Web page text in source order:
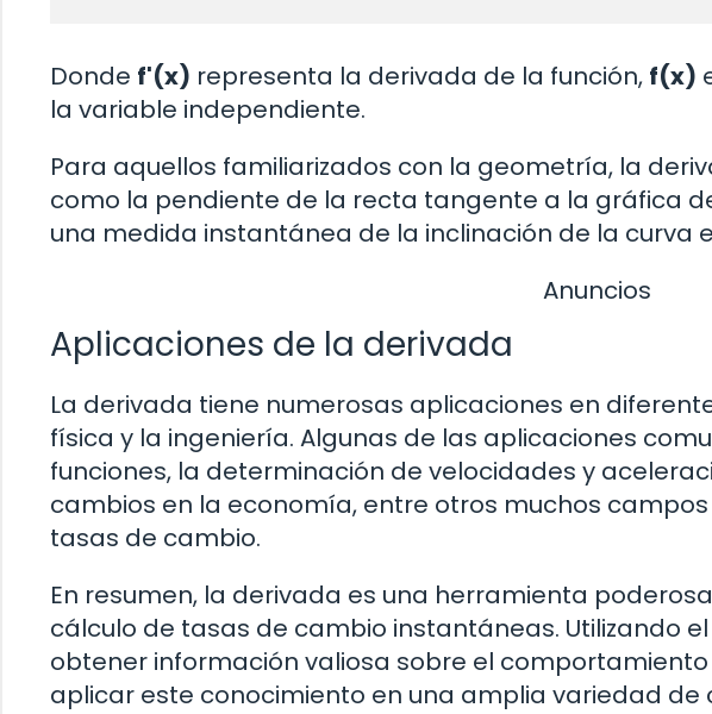
Donde f'(x) representa la derivada de la función, f(x)
la variable independiente.
Para aquellos familiarizados con la geometría, la
como la pendiente de la recta tangente a la gráfica
una medida instantánea de la inclinación de la curva
Anuncios
Aplicaciones de la derivada
La derivada tiene numerosas aplicaciones en
física y la ingeniería. Algunas de las aplicaciones
funciones, la determinación de velocidades y
cambios en la economía, entre otros muchos
tasas de cambio.
En resumen, la derivada es una herramienta
cálculo de tasas de cambio instantáneas. Utilizando
obtener información valiosa sobre el
aplicar este conocimiento en una amplia variedad de